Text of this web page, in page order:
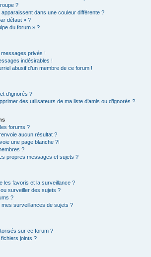
?
dans une couleur différente ?
défaut » ?
du forum » ?
privés !
indésirables !
abusif d’un membre de ce forum !
d’ignorés ?
des utilisateurs de ma liste d’amis ou d’ignorés ?
forums ?
aucun résultat ?
une page blanche ?!
?
propres messages et sujets ?
les favoris et la surveillance ?
surveiller des sujets ?
?
surveillances de sujets ?
sur ce forum ?
joints ?